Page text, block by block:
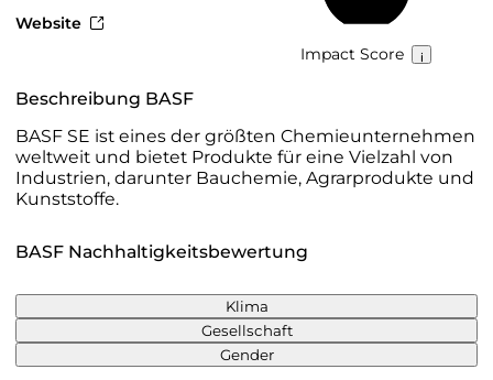
Website
Impact Score
Beschreibung BASF
BASF SE ist eines der größten Chemieunternehmen
weltweit und bietet Produkte für eine Vielzahl von
Industrien, darunter Bauchemie, Agrarprodukte und
Kunststoffe.
BASF Nachhaltigkeitsbewertung
Klima
Gesellschaft
Gender